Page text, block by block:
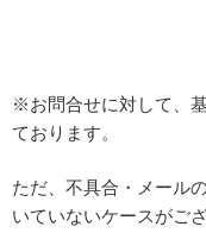
※お問合せに対して、
ております。
ただ、不具合・メール
いていないケースがござ